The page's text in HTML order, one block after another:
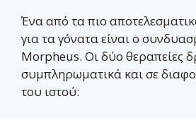
Ένα από τα πιο
για τα γόνατα είναι ο
Morpheus. Οι δύο θεραπείες
συμπληρωματικά και σε
του ιστού: